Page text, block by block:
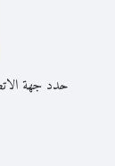
حدد جهة